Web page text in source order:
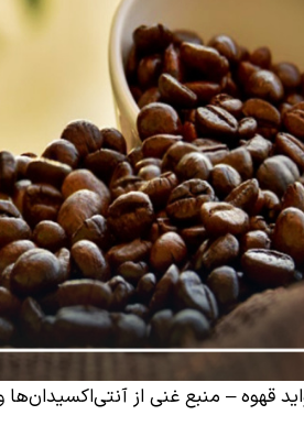
قهوه – منبع غنی از آنتی‌اکسیدان‌ها